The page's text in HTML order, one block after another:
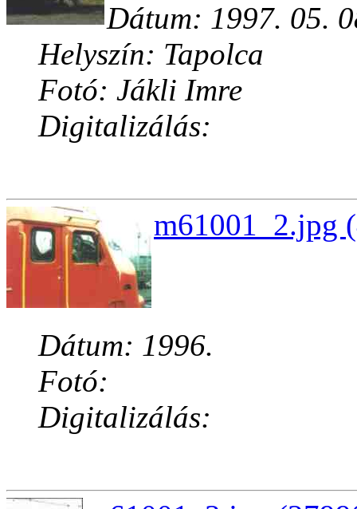
Dátum: 1997. 05.
Helyszín: Tapolca
Fotó: Jákli Imre
Digitalizálás:
m61001_2.jpg
Dátum: 1996.
Fotó:
Digitalizálás: